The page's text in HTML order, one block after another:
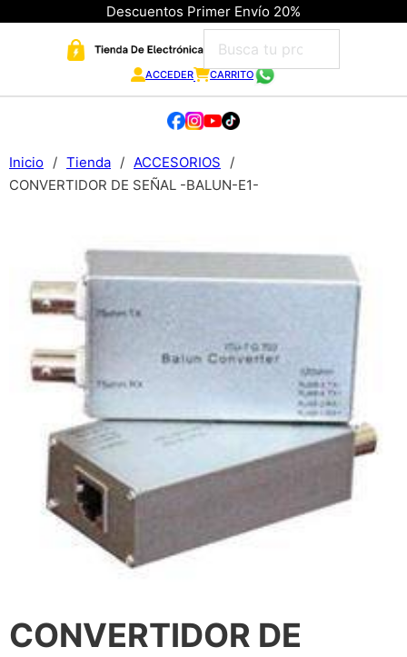
Descuentos Primer Envío 20%
ACCEDER CARRITO
Inicio / Tienda / ACCESORIOS
/
CONVERTIDOR DE SEÑAL -BALUN-E1-
CONVERTIDOR DE